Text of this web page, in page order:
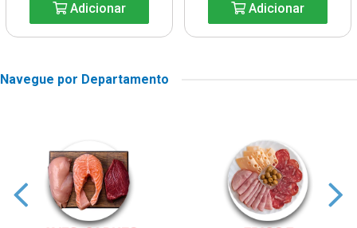
Adicionar Adicionar
Navegue por Departamento